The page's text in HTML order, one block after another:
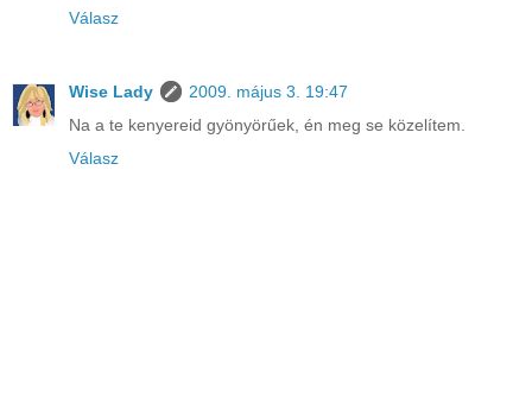
Válasz
Wise Lady
2009. május 3. 19:47
Na a te kenyereid gyönyörűek, én meg se közelítem.
Válasz